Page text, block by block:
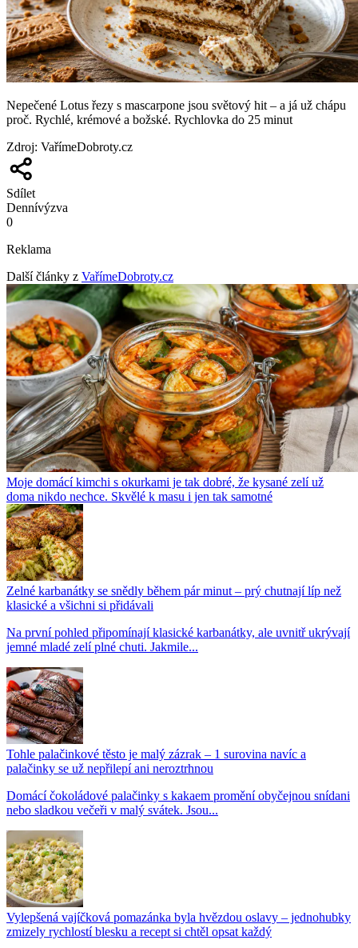
Nepečené Lotus řezy s mascarpone jsou světový hit – a já už chápu
proč. Rychlé, krémové a božské. Rychlovka do 25 minut
Zdroj: VařímeDobroty.cz
Sdílet
Dennívýzva
0
Reklama
Další články z VařímeDobroty.cz
Moje domácí kimchi s okurkami je tak dobré, že kysané zelí už
doma nikdo nechce. Skvělé k masu i jen tak samotné
Zelné karbanátky se snědly během pár minut – prý chutnají líp než
klasické a všichni si přidávali
Na první pohled připomínají klasické karbanátky, ale uvnitř ukrývají
jemné mladé zelí plné chuti. Jakmile...
Tohle palačinkové těsto je malý zázrak – 1 surovina navíc a
palačinky se už nepřilepí ani neroztrhnou
Domácí čokoládové palačinky s kakaem promění obyčejnou snídani
nebo sladkou večeři v malý svátek. Jsou...
Vylepšená vajíčková pomazánka byla hvězdou oslavy – jednohubky
zmizely rychlostí blesku a recept si chtěl opsat každý